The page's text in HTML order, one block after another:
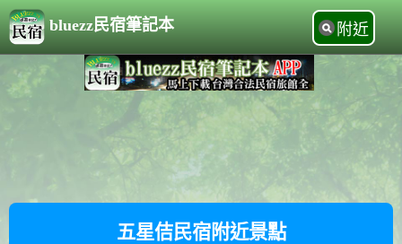
bluezz民宿筆記本 附近
五星佶民宿附近景點